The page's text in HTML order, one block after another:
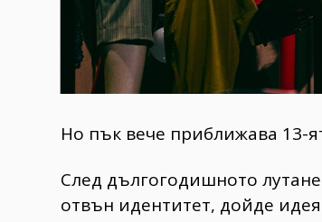
Но пък вече приближава 13-
След дългогодишното
отвън идентитет, дойде